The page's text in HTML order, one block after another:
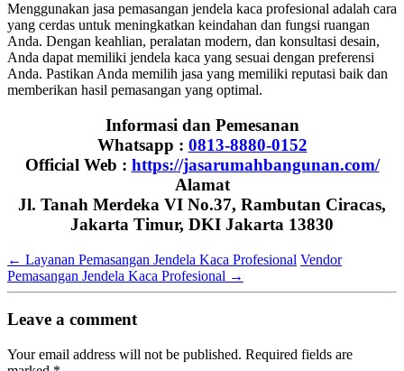
Menggunakan jasa pemasangan jendela kaca profesional adalah cara
yang cerdas untuk meningkatkan keindahan dan fungsi ruangan
Anda. Dengan keahlian, peralatan modern, dan konsultasi desain,
Anda dapat memiliki jendela kaca yang sesuai dengan preferensi
Anda. Pastikan Anda memilih jasa yang memiliki reputasi baik dan
memberikan hasil pemasangan yang optimal.
Informasi dan Pemesanan
Whatsapp : 0813-8880-0152
Official Web : https://jasarumahbangunan.com/
Alamat
Jl. Tanah Merdeka VI No.37, Rambutan Ciracas,
Jakarta Timur, DKI Jakarta 13830
← Layanan Pemasangan Jendela Kaca Profesional Vendor
Pemasangan Jendela Kaca Profesional →
Leave a comment
Your email address will not be published. Required fields are